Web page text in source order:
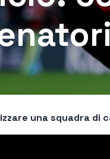
una squadra di